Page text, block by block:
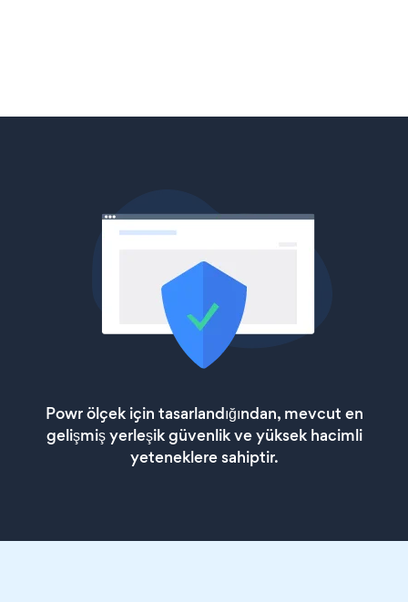
Powr ölçek için tasarlandığından, mevcut en
gelişmiş yerleşik güvenlik ve yüksek hacimli
yeteneklere sahiptir.